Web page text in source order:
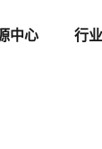
中心 行